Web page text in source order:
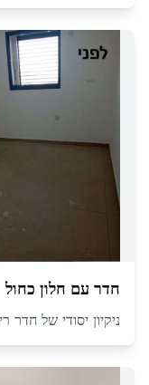
חדר עם חלון כחול
ניקיון יסודי של חדר